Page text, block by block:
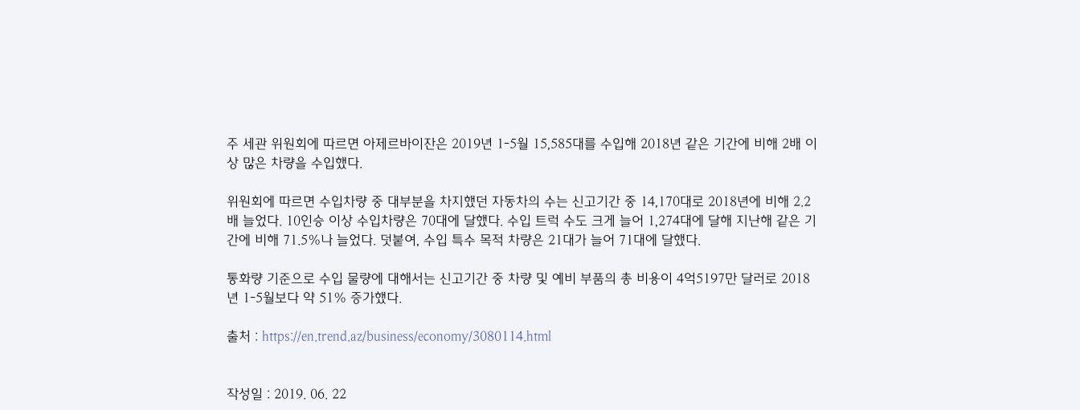
주 세관 위원회에 따르면 아제르바이잔은 2019년 1-5월 15,585대를 수입해 2018년 같은 기간에 비해 2배 이
상 많은 차량을 수입했다.
위원회에 따르면 수입차량 중 대부분을 차지했던 자동차의 수는 신고기간 중 14,170대로 2018년에 비해 2.2
배 늘었다. 10인승 이상 수입차량은 70대에 달했다. 수입 트럭 수도 크게 늘어 1,274대에 달해 지난해 같은 기
간에 비해 71.5%나 늘었다. 덧붙여, 수입 특수 목적 차량은 21대가 늘어 71대에 달했다.
통화량 기준으로 수입 물량에 대해서는 신고기간 중 차량 및 예비 부품의 총 비용이 4억5197만 달러로 2018
년 1-5월보다 약 51% 증가했다.
출처 : https://en.trend.az/business/economy/3080114.html
작성일 : 2019. 06. 22